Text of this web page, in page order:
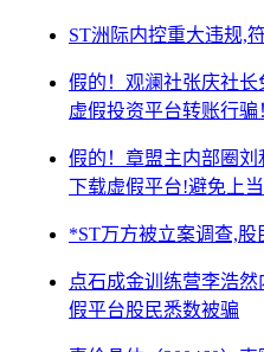
ST洲际内控重大违规,
假的！观澜社张庆社
虚假投资平台转账行骗
假的！章盟主内部圈
下载虚假平台!避免上当
*ST万方被立案调查,股
点石成金训练营李浩
假平台股民悉数被骗